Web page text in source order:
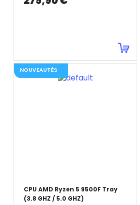
CPU AMD Ryzen 5 9500F Tray
(3.8 GHZ / 5.0 GHZ)
NOUVEAUTÉS